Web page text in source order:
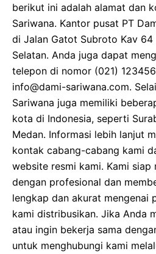
berikut ini adalah alamat dan
Sariwana. Kantor pusat PT
di Jalan Gatot Subroto Kav 64
Selatan. Anda juga dapat
telepon di nomor (021)
info@dami-sariwana.com.
Sariwana juga memiliki
kota di Indonesia, seperti
Medan. Informasi lebih lanjut
kontak cabang-cabang kami
website resmi kami. Kami siap
dengan profesional dan
lengkap dan akurat mengenai
kami distribusikan. Jika Anda
atau ingin bekerja sama
untuk menghubungi kami